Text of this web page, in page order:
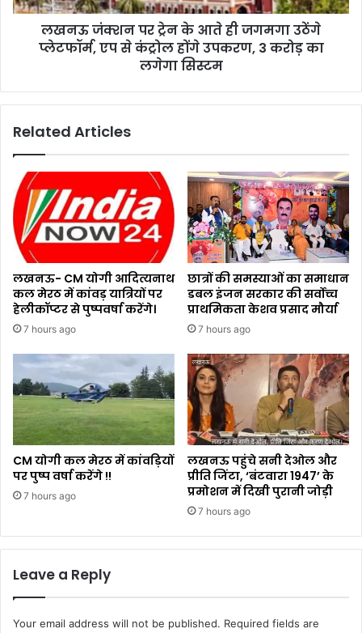
लखनऊ जंक्शन पर ट्रेन के आते ही जगमगा उठेंगे
प्लेटफॉर्म, एप से कंट्रोल होंगे उपकरण, 3 करोड़ का
लगेगा सिस्टम
Related Articles
लखनऊ- CM योगी आदित्यनाथ
कल मेरठ में कांवड़ यात्रियों पर
हेलीकॉप्टर से पुष्पवर्षा करेंगे।
7 hours ago
छात्रों की समस्याओं का समाधान
डबल इंजन सरकार की सर्वोच्च
प्राथमिकता केशव प्रसाद मौर्या
7 hours ago
CM योगी कल मेरठ में कांवड़ियों
पर पुष्प वर्षा करेंगे !!
7 hours ago
लखनऊ पहुंचे सनी देओल और
प्रीति जिंटा, ‘बंटवारा 1947’ के
प्रमोशन में दिखी पुरानी जोड़ी
7 hours ago
Leave a Reply
Your email address will not be published. Required fields are